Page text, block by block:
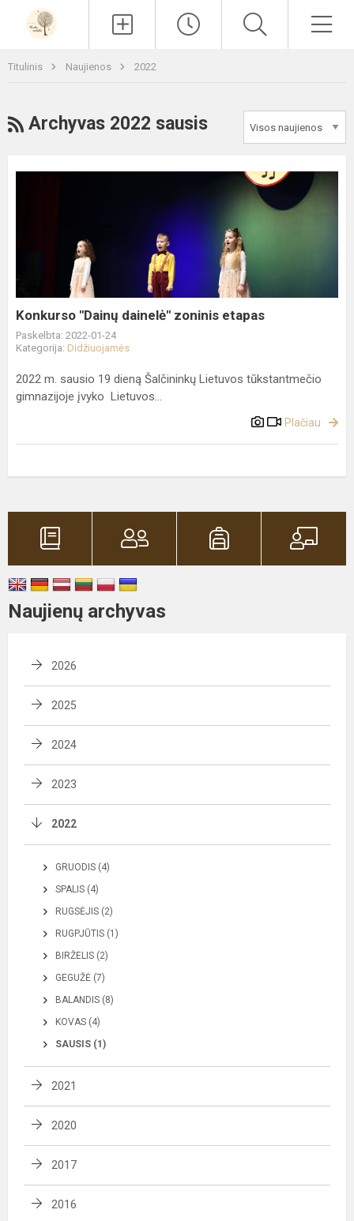
Titulinis Naujienos 2022
RSS
Archyvas 2022 sausis
etapas
Konkurso "Dainų dainelė" zoninis etapas
Paskelbta: 2022-01-24
Kategorija: Didžiuojamės
2022 m. sausio 19 dieną Šalčininkų Lietuvos tūkstantmečio
gimnazijoje įvyko Lietuvos...
Plačiau
Naujienų archyvas
2026
2025
2024
2023
2022
GRUODIS (4)
SPALIS (4)
RUGSĖJIS (2)
RUGPJŪTIS (1)
BIRŽELIS (2)
GEGUŽĖ (7)
BALANDIS (8)
KOVAS (4)
SAUSIS (1)
2021
2020
2017
2016